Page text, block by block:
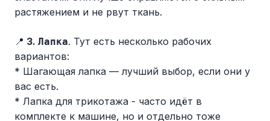
растяжением и не рвут ткань.
📍 ️ 3. Лапка. Тут есть несколько рабочих
вариантов:
* Шагающая лапка — лучший выбор, если они у
вас есть.
* Лапка для трикотажа - часто идёт в
комплекте к машине, но и отдельно тоже